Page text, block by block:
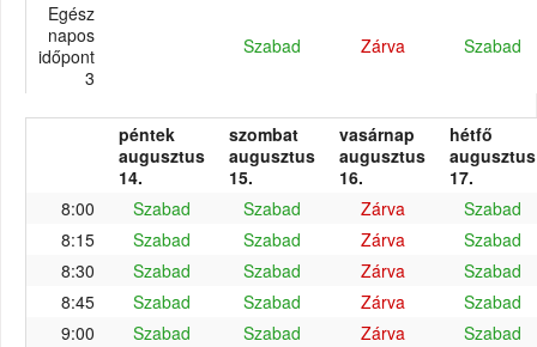
Egész
napos
időpont
3
Szabad Zárva Szabad
péntek
augusztus
14.
szombat
augusztus
15.
vasárnap
augusztus
16.
hétfő
augusztus
17.
8:00
Szabad Szabad Zárva
Szabad
8:15
Szabad Szabad Zárva
Szabad
8:30
Szabad Szabad Zárva
Szabad
8:45
Szabad Szabad Zárva
Szabad
9:00
Szabad Szabad Zárva
Szabad